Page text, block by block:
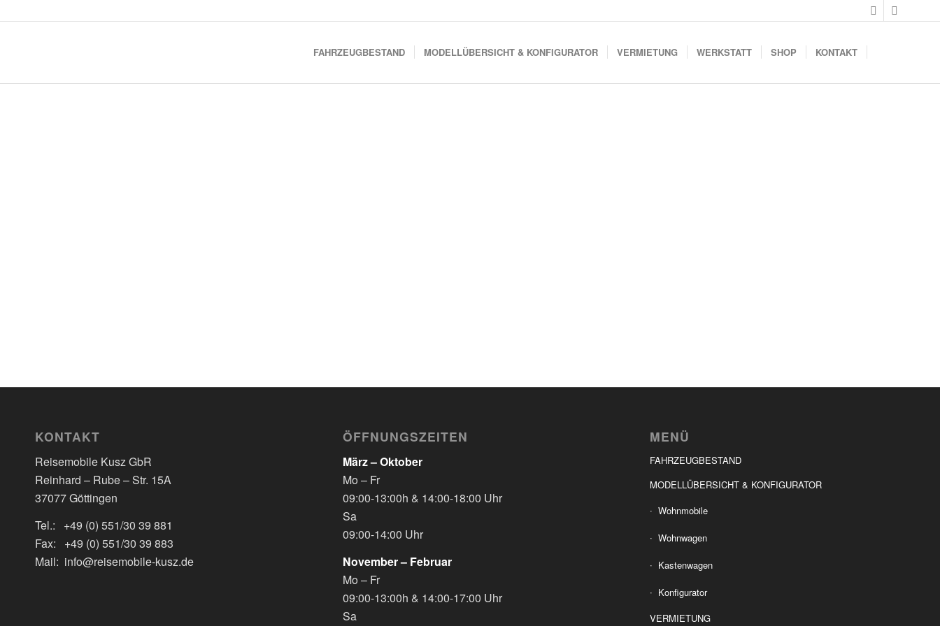
FAHRZEUGBESTAND MODELLÜBERSICHT & KONFIGURATOR VERMIETUNG WERKSTATT SHOP KONTAKT
KONTAKT
Reisemobile Kusz GbR
Reinhard – Rube – Str. 15A
37077 Göttingen
Tel.: +49 (0) 551/30 39 881
Fax: +49 (0) 551/30 39 883
Mail: info@reisemobile-kusz.de
ÖFFNUNGSZEITEN
März – Oktober
Mo – Fr
09:00-13:00h & 14:00-18:00 Uhr
Sa
09:00-14:00 Uhr
November – Februar
Mo – Fr
09:00-13:00h & 14:00-17:00 Uhr
Sa
MENÜ
FAHRZEUGBESTAND
MODELLÜBERSICHT & KONFIGURATOR
Wohnmobile
Wohnwagen
Kastenwagen
Konfigurator
VERMIETUNG